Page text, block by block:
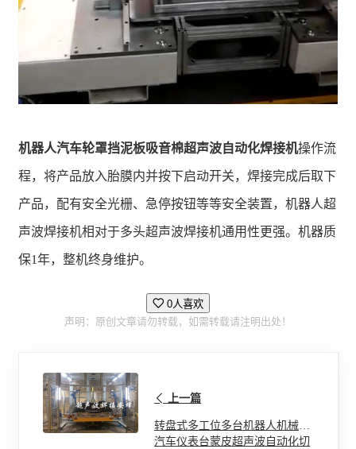
机器人汽车轮罩挡泥板吸音棉超声波自动化焊接机操作流
程，将产品放入胎膜内并按下启动开关，焊接完成后取下
产品，配有安全光栅、急停按钮等等安全装置，机器人超
声波焊接机相对于多头超声波焊接机通用性更强。机器质
保1年，整机终身维护。
0人喜欢
声明：原创文章请勿转载，如需转载请注明出处！
上一篇
转盘式多工位多台机器人机械手
汽车仪表台蒙皮超声波自动化切